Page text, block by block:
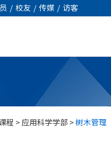
/ 校友 / 传媒 / 访客
程 > 应用科学学部 >树木管理